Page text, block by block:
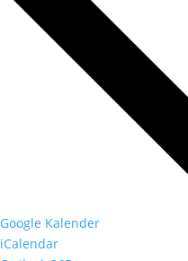
Google Kalender
iCalendar